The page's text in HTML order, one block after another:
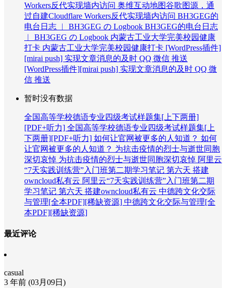
Workers反代实现墙内访问 奥维互动地图谷歌图源，通
过自建Cloudflare Workers反代实现墙内访问 BH3GEG的
电台日志 ︱ BH3GEG の Logbook BH3GEG的电台日志
︱ BH3GEG の Logbook 内蒙古工业大学完美校园健康
打卡 内蒙古工业大学完美校园健康打卡 [WordPress插件]
[mirai push] 实现文章消息的及时 QQ 微信 推送
[WordPress插件][mirai push] 实现文章消息的及时 QQ 微
信 推送
暂时没有数据
全国高等学校德语专业四级考试样题集[上下两册]
[PDF+听力] 全国高等学校德语专业四级考试样题集[上
下两册][PDF+听力] 如何让官网被更多的人知道？ 如何
让官网被更多的人知道？ 为抗击疫情的烈士与逝世同胞
深切哀悼 为抗击疫情的烈士与逝世同胞深切哀悼 阿里云
“7天实践训练营”入门班第二期学习笔记 第六天 搭建
owncloud私有云 阿里云“7天实践训练营”入门班第二期
学习笔记 第六天 搭建owncloud私有云 中德跨文化交际
与管理[全本PDF][稀缺资源] 中德跨文化交际与管理[全
本PDF][稀缺资源]
最近评论
casual
3 年前 (03月09日)